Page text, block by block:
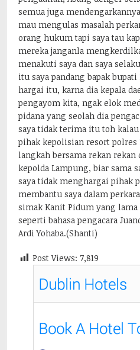
semua juga
mau mengulas masalah
orang hukum tapi saya tau
mereka janganla
menakuti saya dan saya
itu saya pandang bapak
hargai itu, karna dia kepala
pengayom kita, ngak elok
pidana yang seolah dia
saya tidak terima itu toh
pihak kepolisian resort polres
langkah bersama rekan
kepolda Lampung, biar sama
saya tidak menghargai pihak
membantu saya dalam
simak Kanit Pidum yang
seperti bahasa pengacara
Ardi Yohaba.(Shanti)
Post Views: 7,819